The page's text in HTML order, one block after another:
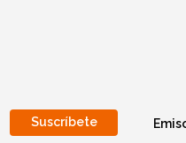
Suscríbete